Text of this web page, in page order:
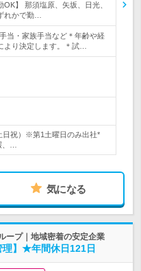
OK】 那須塩原、矢坂、日光、
れかで勤…
当・家族手当など＊年齢や経
より決定します。＊試…
日祝）※第1土曜日のみ出社*
、…
気になる
ープ｜地域密着の安定企業
理】★年間休日121日